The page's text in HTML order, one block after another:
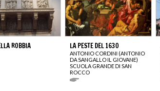
ROBBIA LA PESTE DEL 1630
ANTONIO CORDINI (ANTONIO
DA SANGALLO IL GIOVANE)
SCUOLA GRANDE DI SAN
ROCCO